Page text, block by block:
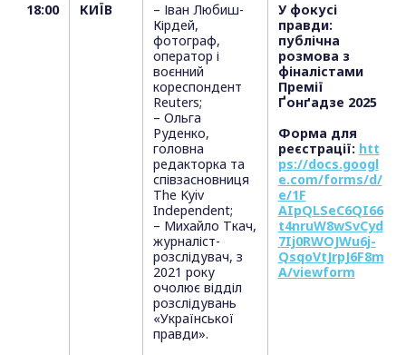
18:00
КИЇВ
– Іван Любиш-
Кірдей,
фотограф,
оператор і
воєнний
кореспондент
Reuters;
– Ольга
Руденко,
головна
редакторка та
співзасновниця
The Kyiv
Independent;
– Михайло Ткач,
журналіст-
розслідувач, з
2021 року
очолює відділ
розслідувань
«Української
правди».
У фокусі
правди:
публічна
розмова з
фіналістами
Премії
Ґонґадзе 2025
Форма для
реєстрації: htt
ps://docs.googl
e.com/forms/d/
e/1F
AIpQLSeC6QI66
t4nruW8wSvCyd
7Ij0RWOJWu6j-
QsqoVtJrpJ6F8m
A/viewform